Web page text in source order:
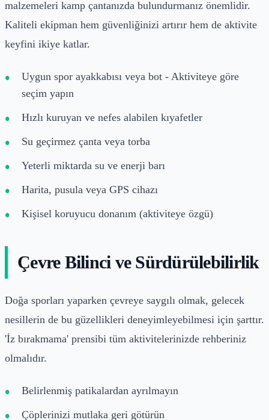
malzemeleri kamp çantanızda bulundurmanız önemlidir.
Kaliteli ekipman hem güvenliğinizi artırır hem de aktivite
keyfini ikiye katlar.
Uygun spor ayakkabısı veya bot - Aktiviteye göre
seçim yapın
Hızlı kuruyan ve nefes alabilen kıyafetler
Su geçirmez çanta veya torba
Yeterli miktarda su ve enerji barı
Harita, pusula veya GPS cihazı
Kişisel koruyucu donanım (aktiviteye özgü)
Çevre Bilinci ve Sürdürülebilirlik
Doğa sporları yaparken çevreye saygılı olmak, gelecek
nesillerin de bu güzellikleri deneyimleyebilmesi için şarttır.
'İz bırakmama' prensibi tüm aktivitelerinizde rehberiniz
olmalıdır.
Belirlenmiş patikalardan ayrılmayın
Çöplerinizi mutlaka geri götürün